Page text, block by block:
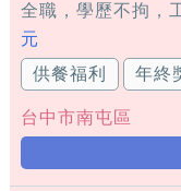
全職，學歷不拘，
元
供餐福利
年終
台中市南屯區